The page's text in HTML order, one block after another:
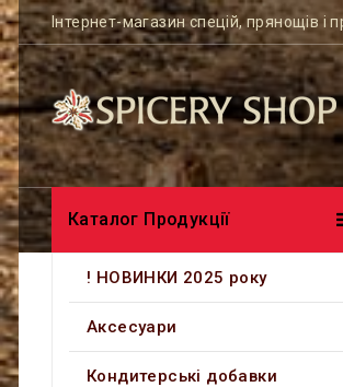
Інтернет-магазин спецій, прянощів і
Каталог Продукції
! НОВИНКИ 2025 року
Аксесуари
Кондитерські добавки